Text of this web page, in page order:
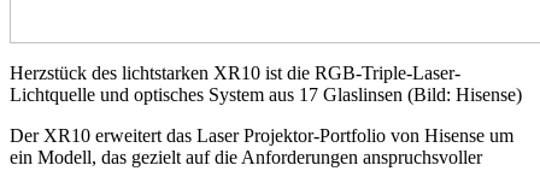
Herzstück des lichtstarken XR10 ist die RGB-Triple-Laser-
Lichtquelle und optisches System aus 17 Glaslinsen (Bild: Hisense)
Der XR10 erweitert das Laser Projektor-Portfolio von Hisense um
ein Modell, das gezielt auf die Anforderungen anspruchsvoller